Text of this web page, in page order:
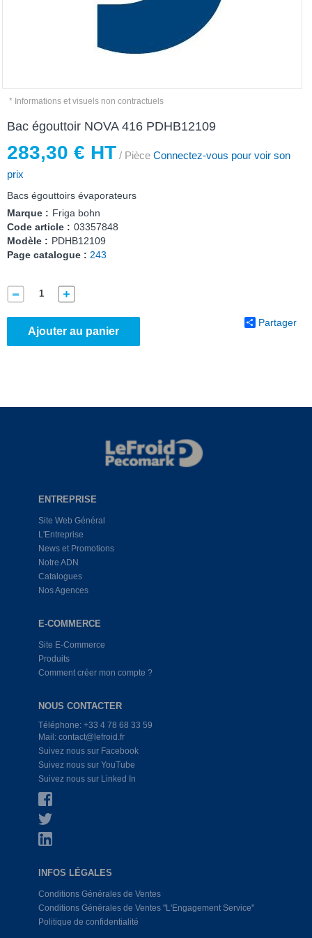
* Informations et visuels non contractuels
Bac égouttoir NOVA 416 PDHB12109
283,30 € HT / Pièce Connectez-vous pour voir son
prix
Bacs égouttoirs évaporateurs
Marque : Friga bohn
Code article : 03357848
Modèle : PDHB12109
Page catalogue : 243
Ajouter au panier
Partager
ENTREPRISE
Site Web Général
L'Entreprise
News et Promotions
Notre ADN
Catalogues
Nos Agences
E-COMMERCE
Site E-Commerce
Produits
Comment créer mon compte ?
NOUS CONTACTER
Téléphone: +33 4 78 68 33 59
Mail: contact@lefroid.fr
Suivez nous sur Facebook
Suivez nous sur YouTube
Suivez nous sur Linked In
INFOS LÉGALES
Conditions Générales de Ventes
Conditions Générales de Ventes ''L'Engagement Service''
Politique de confidentialité